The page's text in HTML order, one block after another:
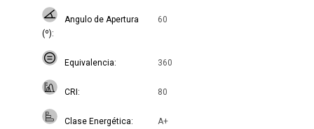
Angulo de Apertura
(º)
60
Equivalencia 360
CRI 80
Clase Energética A+